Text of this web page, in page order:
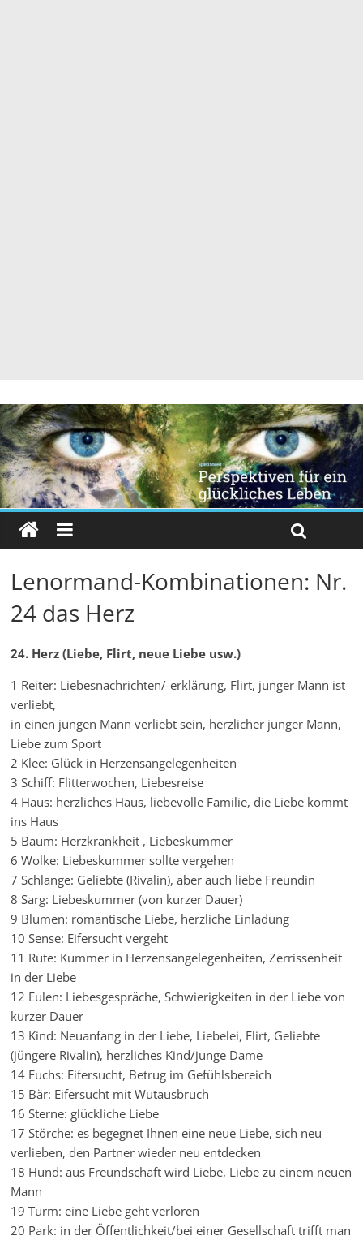
Lenormand-Kombinationen: Nr.
24 das Herz
24. Herz (Liebe, Flirt, neue Liebe usw.)
1 Reiter: Liebesnachrichten/-erklärung, Flirt, junger Mann ist
verliebt,
in einen jungen Mann verliebt sein, herzlicher junger Mann,
Liebe zum Sport
2 Klee: Glück in Herzensangelegenheiten
3 Schiff: Flitterwochen, Liebesreise
4 Haus: herzliches Haus, liebevolle Familie, die Liebe kommt
ins Haus
5 Baum: Herzkrankheit , Liebeskummer
6 Wolke: Liebeskummer sollte vergehen
7 Schlange: Geliebte (Rivalin), aber auch liebe Freundin
8 Sarg: Liebeskummer (von kurzer Dauer)
9 Blumen: romantische Liebe, herzliche Einladung
10 Sense: Eifersucht vergeht
11 Rute: Kummer in Herzensangelegenheiten, Zerrissenheit
in der Liebe
12 Eulen: Liebesgespräche, Schwierigkeiten in der Liebe von
kurzer Dauer
13 Kind: Neuanfang in der Liebe, Liebelei, Flirt, Geliebte
(jüngere Rivalin), herzliches Kind/junge Dame
14 Fuchs: Eifersucht, Betrug im Gefühlsbereich
15 Bär: Eifersucht mit Wutausbruch
16 Sterne: glückliche Liebe
17 Störche: es begegnet Ihnen eine neue Liebe, sich neu
verlieben, den Partner wieder neu entdecken
18 Hund: aus Freundschaft wird Liebe, Liebe zu einem neuen
Mann
19 Turm: eine Liebe geht verloren
20 Park: in der Öffentlichkeit/bei einer Gesellschaft trifft man